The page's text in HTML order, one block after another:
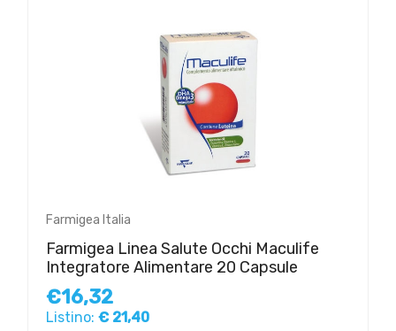
Farmigea Italia
Farmigea Linea Salute Occhi Maculife
Integratore Alimentare 20 Capsule
€16,32
Listino: € 21,40